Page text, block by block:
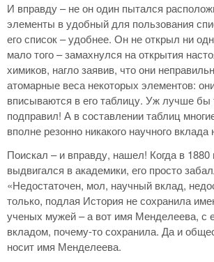
И вправду – не он один пытался
элементы в удобный для пользования
его список – удобнее. Он не открыл ни
мало того – замахнулся на открытия
химиков, нагло заявив, что они
атомарные веса некоторых элементов:
вписываются в его таблицу. Уж лучше бы
подправил! А в составлении таблиц
вполне резонно никакого научного вклада
Поискал – и вправду, нашел! Когда в
выдвигался в академики, его просто
«Недостаточен, мол, научный вклад,
только, подлая История не сохранила
ученых мужей – а вот имя Менделеева, с
вкладом, почему-то сохранила. Да и
носит имя Менделеева.